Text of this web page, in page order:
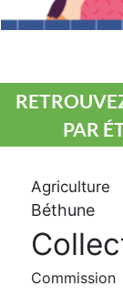
PAR
Agriculture
Béthune
Commission